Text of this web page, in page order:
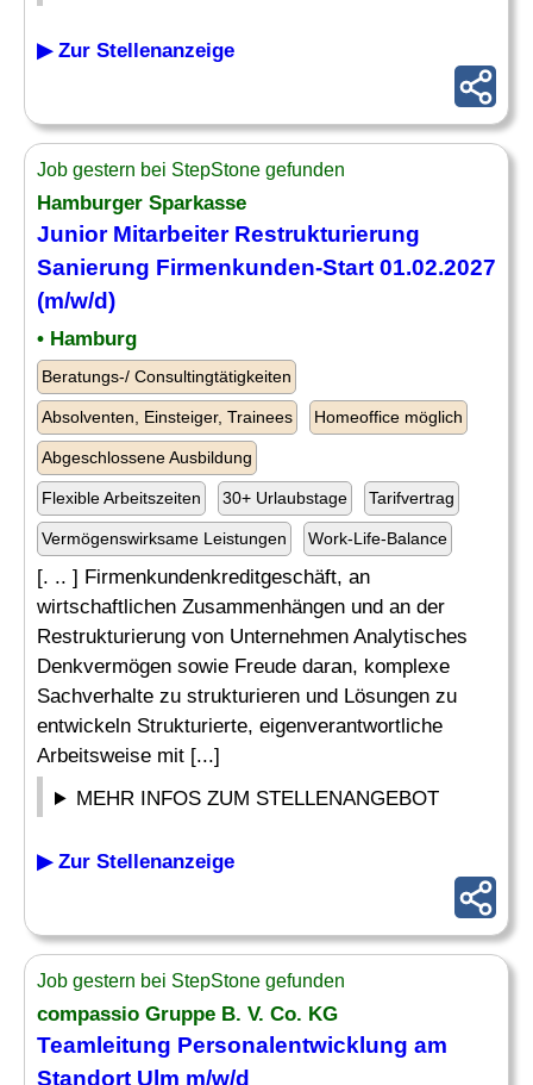
▶ Zur Stellenanzeige
Job gestern bei StepStone gefunden
Hamburger Sparkasse
Junior Mitarbeiter Restrukturierung
Sanierung Firmenkunden-Start 01.02.2027
(m/w/d)
• Hamburg
Beratungs-/ Consultingtätigkeiten
Absolventen, Einsteiger, Trainees Homeoffice möglich
Abgeschlossene Ausbildung
Flexible Arbeitszeiten 30+ Urlaubstage Tarifvertrag
Vermögenswirksame Leistungen Work-Life-Balance
[. .. ] Firmenkundenkreditgeschäft, an
wirtschaftlichen Zusammenhängen und an der
Restrukturierung von Unternehmen Analytisches
Denkvermögen sowie Freude daran, komplexe
Sachverhalte zu strukturieren und Lösungen zu
entwickeln Strukturierte, eigenverantwortliche
Arbeitsweise mit [...]
MEHR INFOS ZUM STELLENANGEBOT
▶ Zur Stellenanzeige
Job gestern bei StepStone gefunden
compassio Gruppe B. V. Co. KG
Teamleitung Personalentwicklung am
Standort Ulm m/w/d